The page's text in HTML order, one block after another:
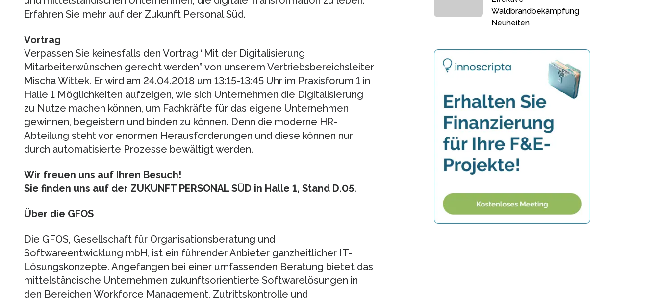
Erfahren Sie mehr auf der Zukunft Personal Süd.
Vortrag
Verpassen Sie keinesfalls den Vortrag “Mit der Digitalisierung
Mitarbeiterwünschen gerecht werden” von unserem Vertriebsbereichsleiter
Mischa Wittek. Er wird am 24.04.2018 um 13:15-13:45 Uhr im Praxisforum 1 in
Halle 1 Möglichkeiten aufzeigen, wie sich Unternehmen die Digitalisierung
zu Nutze machen können, um Fachkräfte für das eigene Unternehmen
gewinnen, begeistern und binden zu können. Denn die moderne HR-
Abteilung steht vor enormen Herausforderungen und diese können nur
durch automatisierte Prozesse bewältigt werden.
Wir freuen uns auf Ihren Besuch!
Sie finden uns auf der ZUKUNFT PERSONAL SÜD in Halle 1, Stand D.05.
Über die GFOS
Die GFOS, Gesellschaft für Organisationsberatung und
Softwareentwicklung mbH, ist ein führender Anbieter ganzheitlicher IT-
Lösungskonzepte. Angefangen bei einer umfassenden Beratung bietet das
mittelständische Unternehmen zukunftsorientierte Softwarelösungen in
den Bereichen Workforce Management, Zutrittskontrolle und
Waldbrandbekämpfung
Neuheiten